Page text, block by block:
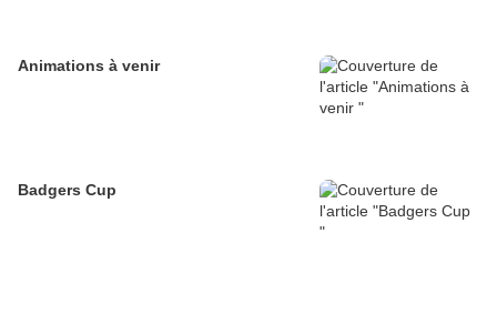
Animations à venir
Badgers Cup